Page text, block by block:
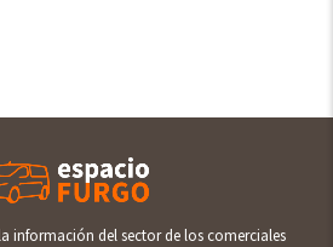
información del sector de los comerciales